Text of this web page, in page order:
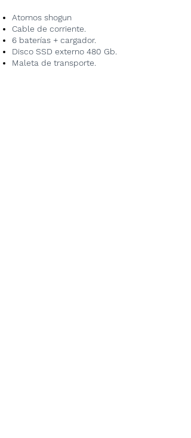
Atomos shogun
Cable de corriente.
6 baterías + cargador.
Disco SSD externo 480 Gb.
Maleta de transporte.